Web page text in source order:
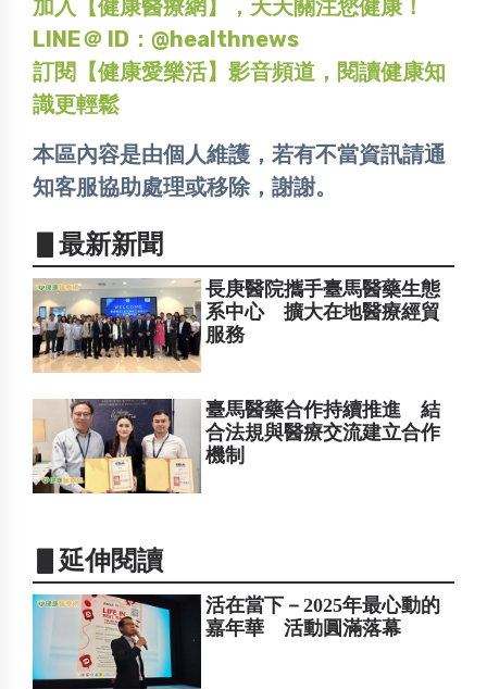
加入【健康醫療網】，天天關注您健康！
LINE＠ ID：@healthnews
訂閱【健康愛樂活】影音頻道，閱讀健康知
識更輕鬆
本區內容是由個人維護，若有不當資訊請通
知客服協助處理或移除，謝謝。
▋最新新聞
長庚醫院攜手臺馬醫藥生態
系中心 擴大在地醫療經貿
服務
臺馬醫藥合作持續推進 結
合法規與醫療交流建立合作
機制
▋延伸閱讀
活在當下－2025年最心動的
嘉年華 活動圓滿落幕